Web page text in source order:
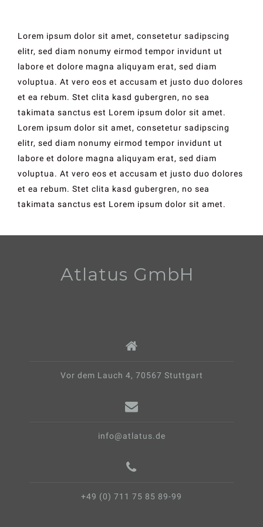
Lorem ipsum dolor sit amet, consetetur sadipscing
elitr, sed diam nonumy eirmod tempor invidunt ut
labore et dolore magna aliquyam erat, sed diam
voluptua. At vero eos et accusam et justo duo dolores
et ea rebum. Stet clita kasd gubergren, no sea
takimata sanctus est Lorem ipsum dolor sit amet.
Lorem ipsum dolor sit amet, consetetur sadipscing
elitr, sed diam nonumy eirmod tempor invidunt ut
labore et dolore magna aliquyam erat, sed diam
voluptua. At vero eos et accusam et justo duo dolores
et ea rebum. Stet clita kasd gubergren, no sea
takimata sanctus est Lorem ipsum dolor sit amet.
Atlatus GmbH
Vor dem Lauch 4, 70567 Stuttgart
info@atlatus.de
+49 (0) 711 75 85 89-99